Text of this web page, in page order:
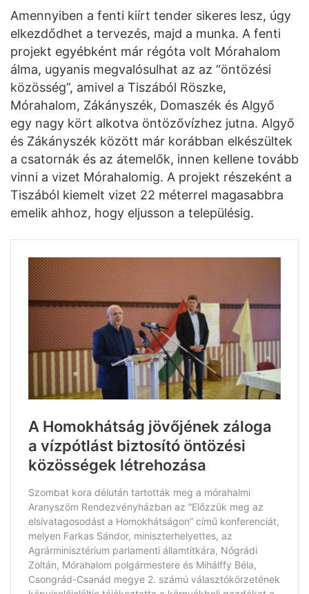
Amennyiben a fenti kiírt tender sikeres lesz, úgy
elkezdődhet a tervezés, majd a munka. A fenti
projekt egyébként már régóta volt Mórahalom
álma, ugyanis megvalósulhat az az “öntözési
közösség”, amivel a Tiszából Röszke,
Mórahalom, Zákányszék, Domaszék és Algyő
egy nagy kört alkotva öntözővízhez jutna. Algyő
és Zákányszék között már korábban elkészültek
a csatornák és az átemelők, innen kellene tovább
vinni a vizet Mórahalomig. A projekt részeként a
Tiszából kiemelt vizet 22 méterrel magasabbra
emelik ahhoz, hogy eljusson a településig.